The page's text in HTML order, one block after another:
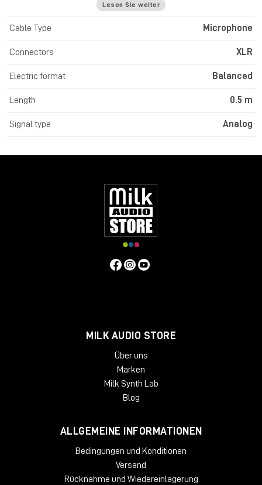
Lesen Sie weiter
Cable Type Microphone
Connectors XLR
Electric format Balanced
Length 0.5 m
Signal type Analog
MILK AUDIO STORE
Über uns
Marken
Milk Synth Lab
Blog
ALLGEMEINE INFORMATIONEN
Bedingungen und Konditionen
Versand
Rücknahme und Wiedereinlagerung